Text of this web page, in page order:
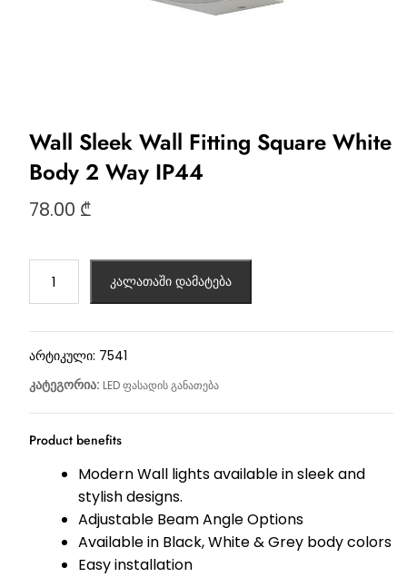
Wall Sleek Wall Fitting Square White
Body 2 Way IP44
78.00 ₾
კალათაში დამატება
არტიკული: 7541
კატეგორია: LED ფასადის განათება
Product benefits
Modern Wall lights available in sleek and
stylish designs.
Adjustable Beam Angle Options
Available in Black, White & Grey body colors
Easy installation